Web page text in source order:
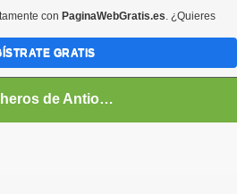
Cosecheros de Antioquia
con PaginaWebGratis.es. ¿Quieres
GRATIS